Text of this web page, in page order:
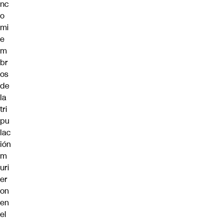
nc
o
mi
e
m
br
os
de
la
tri
pu
lac
ión
m
uri
er
on
en
el